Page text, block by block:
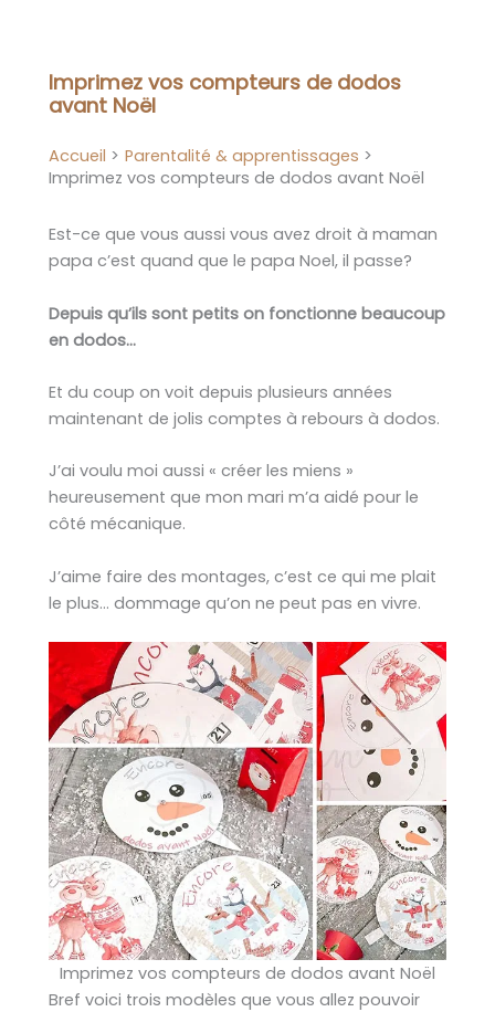
Imprimez vos compteurs de dodos
avant Noël
Accueil
Parentalité & apprentissages
Imprimez vos compteurs de dodos avant Noël
Est-ce que vous aussi vous avez droit à maman
papa c’est quand que le papa Noel, il passe?
Depuis qu’ils sont petits on fonctionne beaucoup
en dodos…
Et du coup on voit depuis plusieurs années
maintenant de jolis comptes à rebours à dodos.
J’ai voulu moi aussi « créer les miens »
heureusement que mon mari m’a aidé pour le
côté mécanique.
J’aime faire des montages, c’est ce qui me plait
le plus… dommage qu’on ne peut pas en vivre.
Imprimez vos compteurs de dodos avant Noël
Bref voici trois modèles que vous allez pouvoir